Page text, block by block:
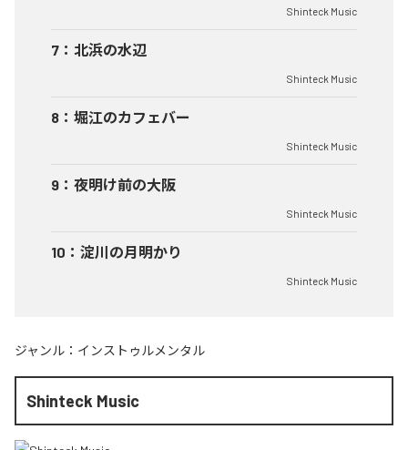
Shinteck Music
7 ： 北浜の水辺
Shinteck Music
8 ： 堀江のカフェバー
Shinteck Music
9 ： 夜明け前の大阪
Shinteck Music
10 ： 淀川の月明かり
Shinteck Music
ジャンル： インストゥルメンタル
Shinteck Music